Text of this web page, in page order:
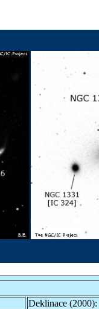
Deklinace (2000):